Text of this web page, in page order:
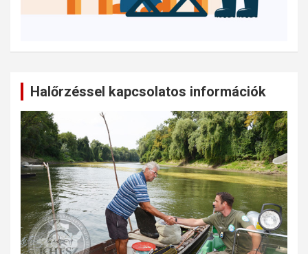
Halőrzéssel kapcsolatos információk